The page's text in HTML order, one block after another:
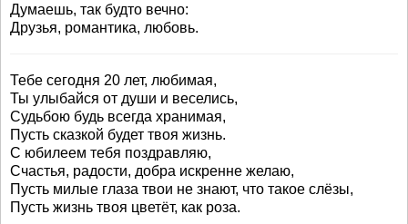
Думаешь, так будто вечно:
Друзья, романтика, любовь.
Тебе сегодня 20 лет, любимая,
Ты улыбайся от души и веселись,
Судьбою будь всегда хранимая,
Пусть сказкой будет твоя жизнь.
С юбилеем тебя поздравляю,
Счастья, радости, добра искренне желаю,
Пусть милые глаза твои не знают, что такое слёзы,
Пусть жизнь твоя цветёт, как роза.